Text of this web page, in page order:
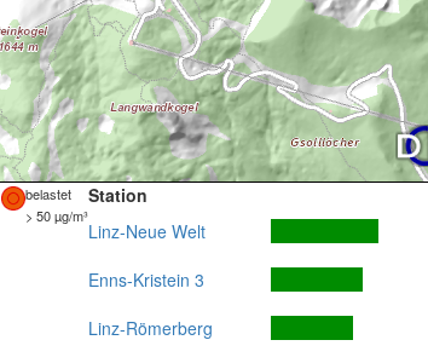
belastet
> 50 µg/m³
Station
Linz-Neue Welt
Enns-Kristein 3
Linz-Römerberg